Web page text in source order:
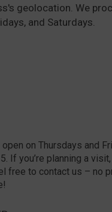
geolocation. We
and Saturdays.
on Thursdays and
If you’re planning a
free to contact us – no